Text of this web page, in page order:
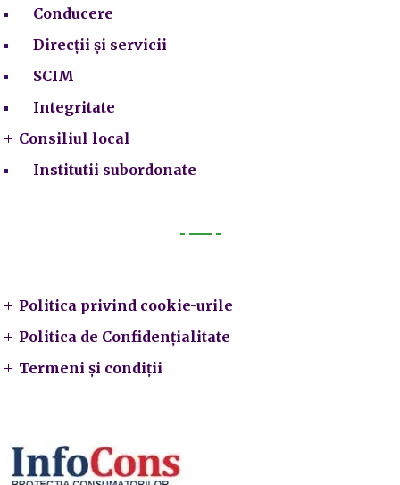
Conducere
Direcții și servicii
SCIM
Integritate
Consiliul local
Institutii subordonate
Politica privind cookie-urile
Politica de Confidențialitate
Termeni și condiții